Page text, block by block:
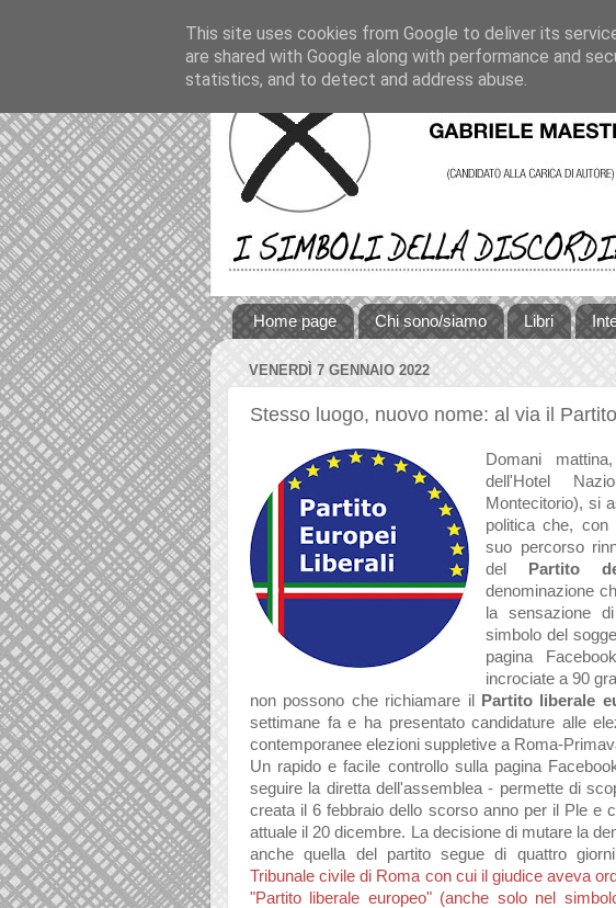
Home page Chi sono/siamo Libri
VENERDÌ 7 GENNAIO 2022
Stesso luogo, nuovo nome: al via il
Domani
dell'Hotel
Montecitorio), si
politica che, con
suo percorso
del
Partito
denominazione
la sensazione di
simbolo del
pagina
incrociate a 90
non possono che richiamare il
Partito liberale
settimane fa e ha presentato candidature alle
contemporanee elezioni suppletive a Roma-
Un rapido e facile controllo sulla pagina
seguire la diretta dell'assemblea - permette di
creata il 6 febbraio dello scorso anno per il Ple e
attuale il 20 dicembre. La decisione di mutare la
anche quella del partito segue di quattro
Tribunale civile di Roma con cui il giudice aveva
"Partito liberale europeo" (anche solo nel
This site uses cookies from Google to deliver its
are shared with Google along with performance and
statistics, and to detect and address abuse.